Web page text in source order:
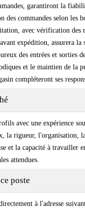
garantiront la
des commandes selon les
avec vérification des
expédition, assurera la
des entrées et sorties
et le maintien de la
compléteront ses
avec une expérience
la rigueur, l'organisation,
et la capacité à travailler
attendues.
poste
à l'adresse